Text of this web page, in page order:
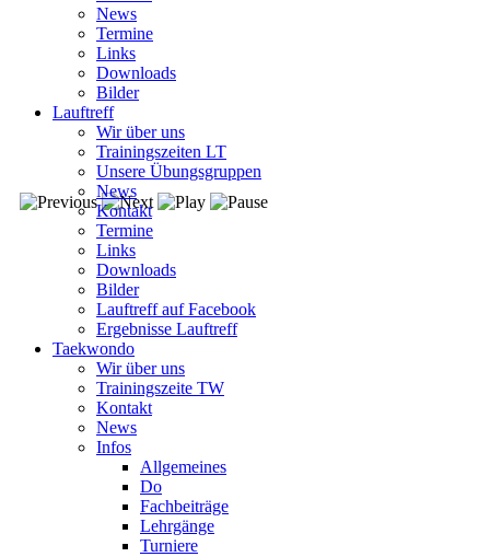
News
Termine
Links
Downloads
Bilder
Lauftreff
Wir über uns
Trainingszeiten LT
Unsere Übungsgruppen
News
Kontakt
Termine
Links
Downloads
Bilder
Lauftreff auf Facebook
Ergebnisse Lauftreff
Taekwondo
Wir über uns
Trainingszeite TW
Kontakt
News
Infos
Allgemeines
Do
Fachbeiträge
Lehrgänge
Turniere